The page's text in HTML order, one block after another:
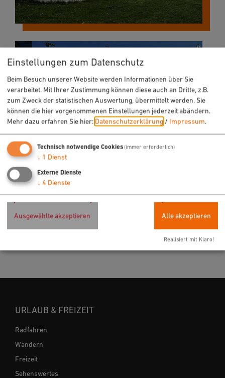
URLAUB & FREIZEIT
Radfahren
Wandern
Freizeit
Sehenswertes
Einstellungen zum Datenschutz
Beim Besuch unserer Website werden Informationen über Sie
verarbeitet. Mit Ihrer Zustimmung können diese auch an Dritte, z.B.
zum Zweck der statistischen Auswertung, übermittelt werden. Sie
können die hier vorgenommenen Einstellungen jederzeit abändern.
Mehr dazu erfahren Sie hier: Datenschutzerklärung / Impressum.
Technisch notwendige Cookies(immer erforderlich)
↓ 1 Dienst
Externe Dienste
↓ 4 Dienste
Ausgewählte akzeptieren Alle akzeptieren
Realisiert mit Klaro!